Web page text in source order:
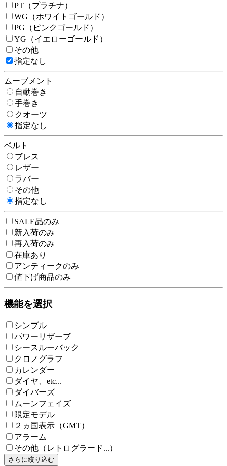
PT（プラチナ）
WG（ホワイトゴールド）
PG（ピンクゴールド）
YG（イエローゴールド）
その他
指定なし
ムーブメント
自動巻き
手巻き
クオーツ
指定なし
ベルト
ブレス
レザー
ラバー
その他
指定なし
SALE品のみ
新入荷のみ
再入荷のみ
在庫あり
アンティークのみ
値下げ商品のみ
機能を選択
シンプル
パワーリザーブ
シースルーバック
クロノグラフ
カレンダー
ダイヤ、etc...
ダイバーズ
ムーンフェイズ
限定モデル
２ヵ国表示（GMT）
アラーム
その他（レトログラード...）
さらに絞り込む